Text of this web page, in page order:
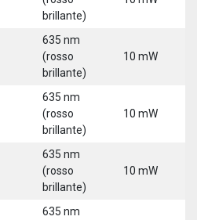
brillante)
635 nm
(rosso
brillante)
10 mW
635 nm
(rosso
brillante)
10 mW
635 nm
(rosso
brillante)
10 mW
635 nm